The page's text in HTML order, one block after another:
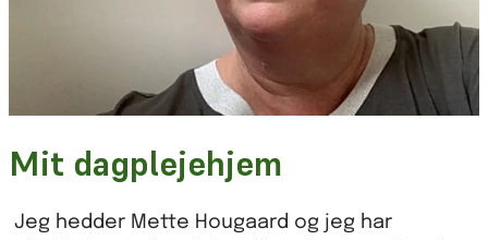
Mit dagplejehjem
Jeg hedder Mette Hougaard og jeg har